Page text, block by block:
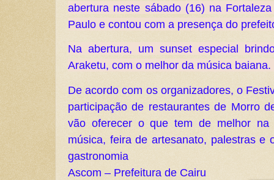
abertura neste sábado (16) na
Paulo e contou com a presença do
Na abertura, um sunset especial
Araketu, com o melhor da música
De acordo com os organizadores, o
participação de restaurantes de Morro
vão oferecer o que tem de melhor na
música, feira de artesanato, palestras e
gastronomia
Ascom – Prefeitura de Cairu